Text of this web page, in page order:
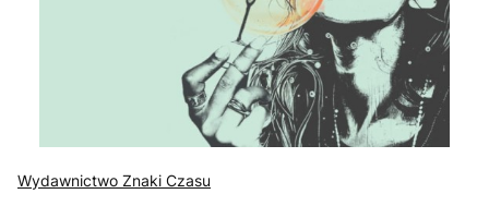
Wydawnictwo Znaki Czasu